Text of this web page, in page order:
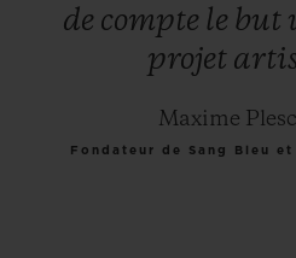
de compte le but
projet
Maxime
Fondateur de Sang Bleu